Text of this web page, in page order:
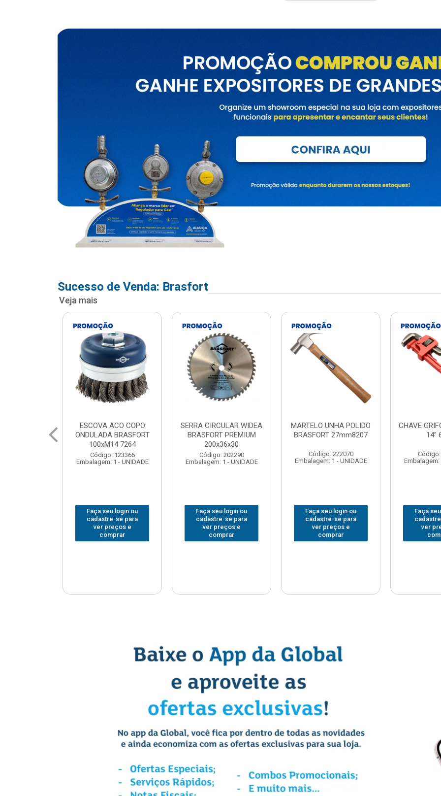
Sucesso de Venda: Brasfort
Veja mais
SERRA CIRCULAR WIDEA
BRASFORT PREMIUM
200x36x30
Código: 202290
Embalagem: 1 - UNIDADE
Faça seu login ou
cadastre-se para
ver preços e
comprar
MARTELO UNHA POLIDO
BRASFORT 27mm8207
Código: 222070
Embalagem: 1 - UNIDADE
Faça seu login ou
cadastre-se para
ver preços e
comprar
CHAVE GRIFO BRASFORT
14” 6012
Código: 231967
Embalagem: 1 - UNIDADE
Faça seu login ou
cadastre-se para
ver preços e
comprar
Embalagem:
Faça
ver